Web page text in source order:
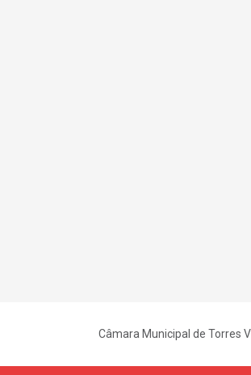
Câmara Municipal de Torres